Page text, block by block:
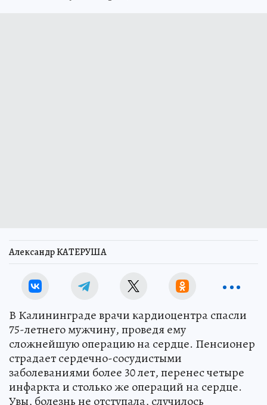
Александр КАТЕРУША
В Калининграде врачи кардиоцентра спасли
75-летнего мужчину, проведя ему
сложнейшую операцию на сердце. Пенсионер
страдает сердечно-сосудистыми
заболеваниями более 30 лет, перенес четыре
инфаркта и столько же операций на сердце.
Увы, болезнь не отступала, случилось